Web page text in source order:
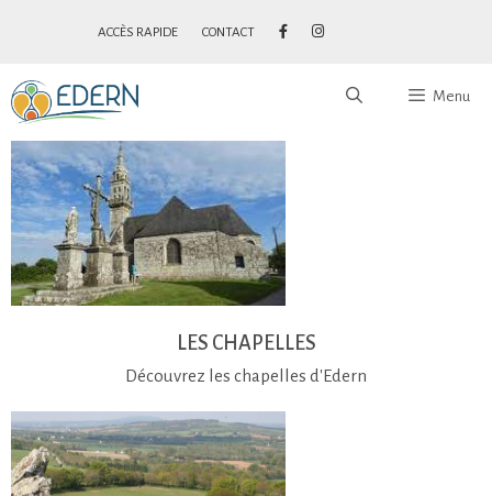
ACCÈS RAPIDE CONTACT
Menu
LES CHAPELLES
Découvrez les chapelles d'Edern